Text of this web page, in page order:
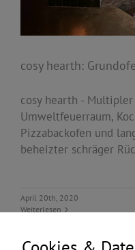
cosy hearth:
cosy hearth -
Umweltfeuerraum,
Pizzabackofen und
beheizter schräger
April 20th, 2020
Weiterlesen